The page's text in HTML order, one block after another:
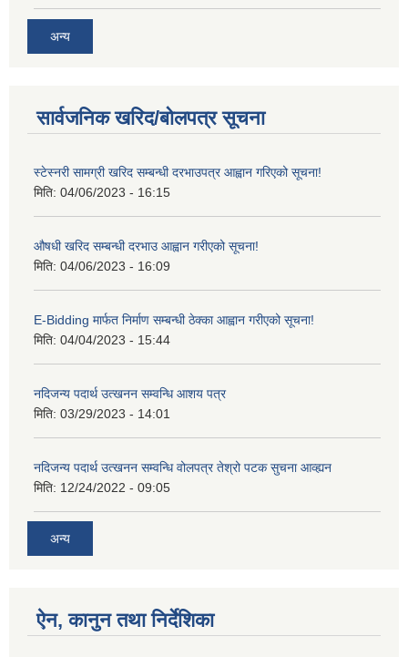
अन्य
सार्वजनिक खरिद/बोलपत्र सूचना
स्टेस्नरी सामग्री खरिद सम्बन्धी दरभाउपत्र आह्वान गरिएको सूचना!
मिति: 04/06/2023 - 16:15
औषधी खरिद सम्बन्धी दरभाउ आह्वान गरीएको सूचना!
मिति: 04/06/2023 - 16:09
E-Bidding मार्फत निर्माण सम्बन्धी ठेक्का आह्वान गरीएको सूचना!
मिति: 04/04/2023 - 15:44
नदिजन्य पदार्थ उत्खनन सम्वन्धि आशय पत्र
मिति: 03/29/2023 - 14:01
नदिजन्य पदार्थ उत्खनन सम्वन्धि वोलपत्र तेश्रो पटक सुचना आव्ह्यन
मिति: 12/24/2022 - 09:05
अन्य
ऐन, कानुन तथा निर्देशिका